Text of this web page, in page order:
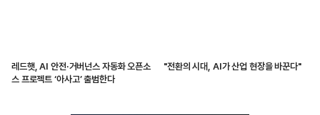
레드햇, AI 안전·거버넌스 자동화 오픈소
스 프로젝트 ‘아사고’ 출범한다
"전환의 시대, AI가 산업 현장을 바꾼다"